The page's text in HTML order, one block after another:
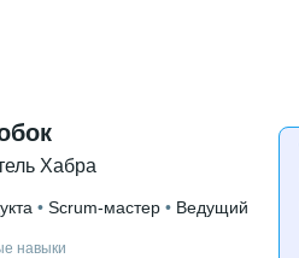
Хабра
• Scrum-мастер • Ведущий
навыки